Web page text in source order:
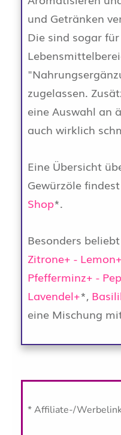
und Getränken
Die sind sogar
zugelassen.
eine Auswahl an
auch wirklich
Eine Übersicht
Gewürzöle
Shop*.
Besonders
Zitrone+ - Lemon+
Pfefferminz+ -
Lavendel+*,
eine Mischung
* Affiliate-/